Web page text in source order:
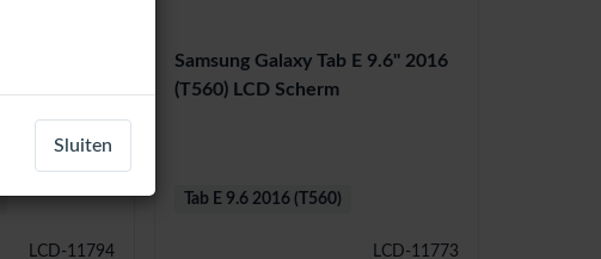
LCD-11794
Samsung Galaxy Tab E 9.6'' 2016
(T560) LCD Scherm
LCD-11773
Tab E 9.6 2016 (T560)
Sluiten